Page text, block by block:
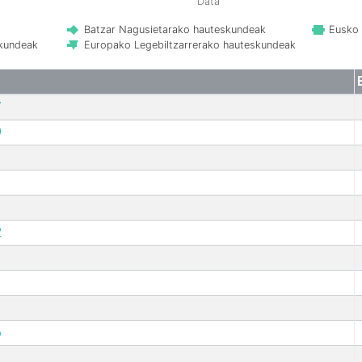
Batzar Nagusietarako hauteskundeak
Europako Legebiltzarrerako hauteskundeak